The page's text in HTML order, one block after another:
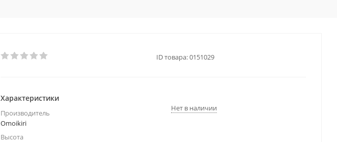
ID товара:0151029
Характеристики
Производитель
Omoikiri
Высота
Нет в наличии